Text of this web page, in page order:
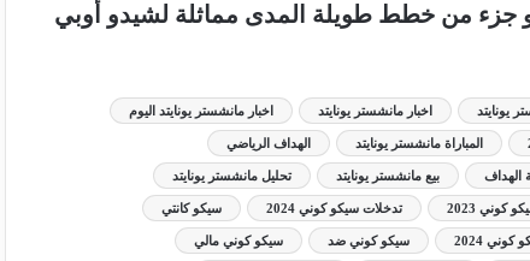
جزء من خطط طويلة المدى مماثلة لشيدو أوبي
يونايتد اخبار مانشستر يونايتد اخبار مانشستر يونايتد اليوم
المباراة مانشستر يونايتد الهداف الرياضي
الهداف بيع مانشستر يونايتد تحليل مانشستر يونايتد
كوني 2023 تدخلات سيكو كوني 2024 سيكو كانتي
كوني 2024 سيكو كوني ضد سيكو كوني مالي